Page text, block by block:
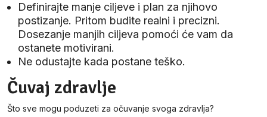
Definirajte manje ciljeve i plan za njihovo
postizanje. Pritom budite realni i precizni.
Dosezanje manjih ciljeva pomoći će vam da
ostanete motivirani.
Ne odustajte kada postane teško.
Čuvaj zdravlje
Što sve mogu poduzeti za očuvanje svoga zdravlja?